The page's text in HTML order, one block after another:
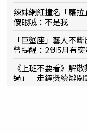
辣妹網紅撞名「蘿
傻眼喊：不是我
「巨蟹座」藝人不
曾提醒：2到5月有
《上班不要看》解
過」 走鐘獎續辦關